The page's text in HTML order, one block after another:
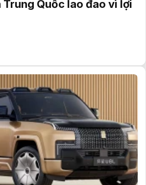
Trung Quốc lao đao vì lợi